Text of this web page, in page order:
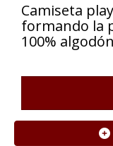
Camiseta
formando la
100%